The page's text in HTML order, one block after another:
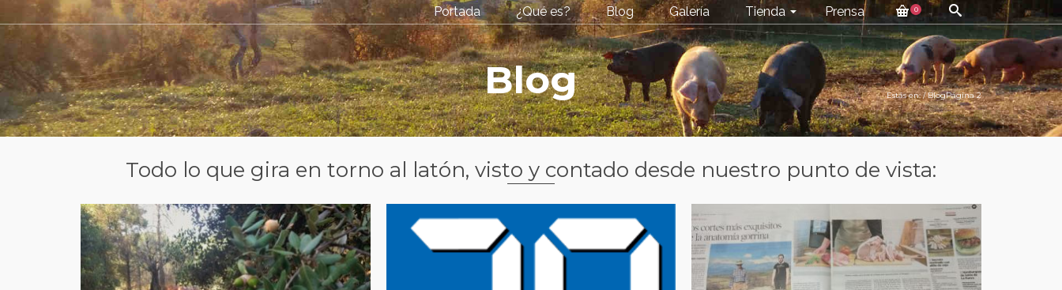
Portada ¿Qué es? Blog Galería Tienda Prensa 0
Blog Estás en:/BlogPágina 2
Todo lo que gira en torno al latón, visto y contado desde nuestro punto de vista: